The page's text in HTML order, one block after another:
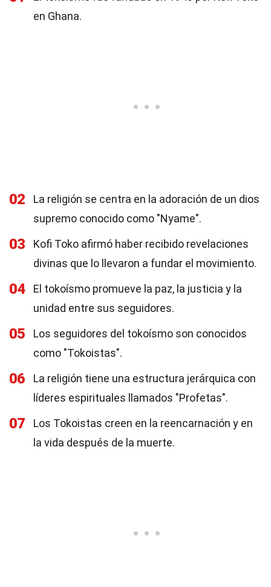
en Ghana.
02
La religión se centra en la adoración de un dios
supremo conocido como "Nyame".
03
Kofi Toko afirmó haber recibido revelaciones
divinas que lo llevaron a fundar el movimiento.
04
El tokoísmo promueve la paz, la justicia y la
unidad entre sus seguidores.
05
Los seguidores del tokoísmo son conocidos
como "Tokoistas".
06
La religión tiene una estructura jerárquica con
líderes espirituales llamados "Profetas".
07
Los Tokoistas creen en la reencarnación y en
la vida después de la muerte.